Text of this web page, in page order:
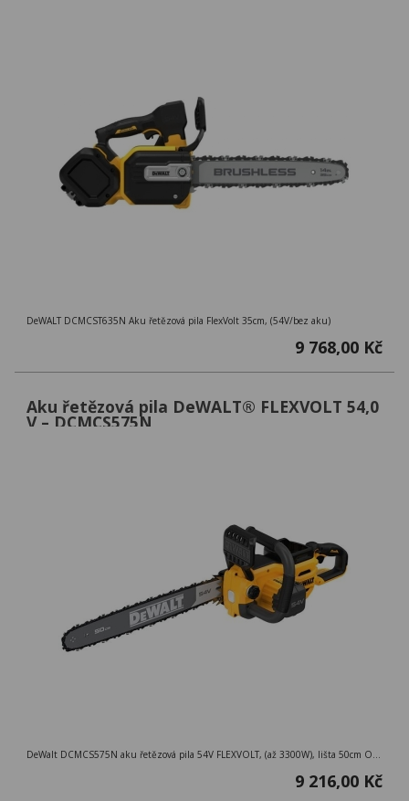
DeWALT DCMCST635N Aku řetězová pila FlexVolt 35cm, (54V/bez aku)
9 768,00 Kč
Aku řetězová pila DeWALT® FLEXVOLT 54,0
V – DCMCS575N
DeWalt DCMCS575N aku řetězová pila 54V FLEXVOLT, (až 3300W), lišta 50cm OREGON
9 216,00 Kč